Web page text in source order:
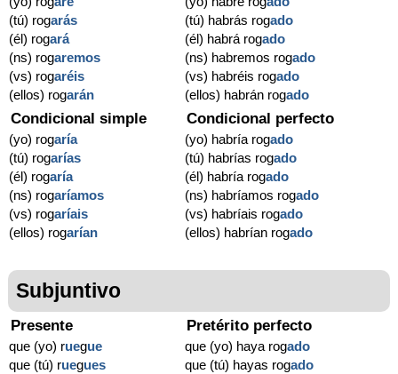
(tú) rogarás
(él) rogará
(ns) rogaremos
(vs) rogaréis
(ellos) rogarán
(tú) habrás rogado
(él) habrá rogado
(ns) habremos rogado
(vs) habréis rogado
(ellos) habrán rogado
Condicional simple
(yo) rogaría
(tú) rogarías
(él) rogaría
(ns) rogaríamos
(vs) rogaríais
(ellos) rogarían
Condicional perfecto
(yo) habría rogado
(tú) habrías rogado
(él) habría rogado
(ns) habríamos rogado
(vs) habríais rogado
(ellos) habrían rogado
Subjuntivo
Presente
que (yo) ruegue
que (tú) ruegues
Pretérito perfecto
que (yo) haya rogado
que (tú) hayas rogado